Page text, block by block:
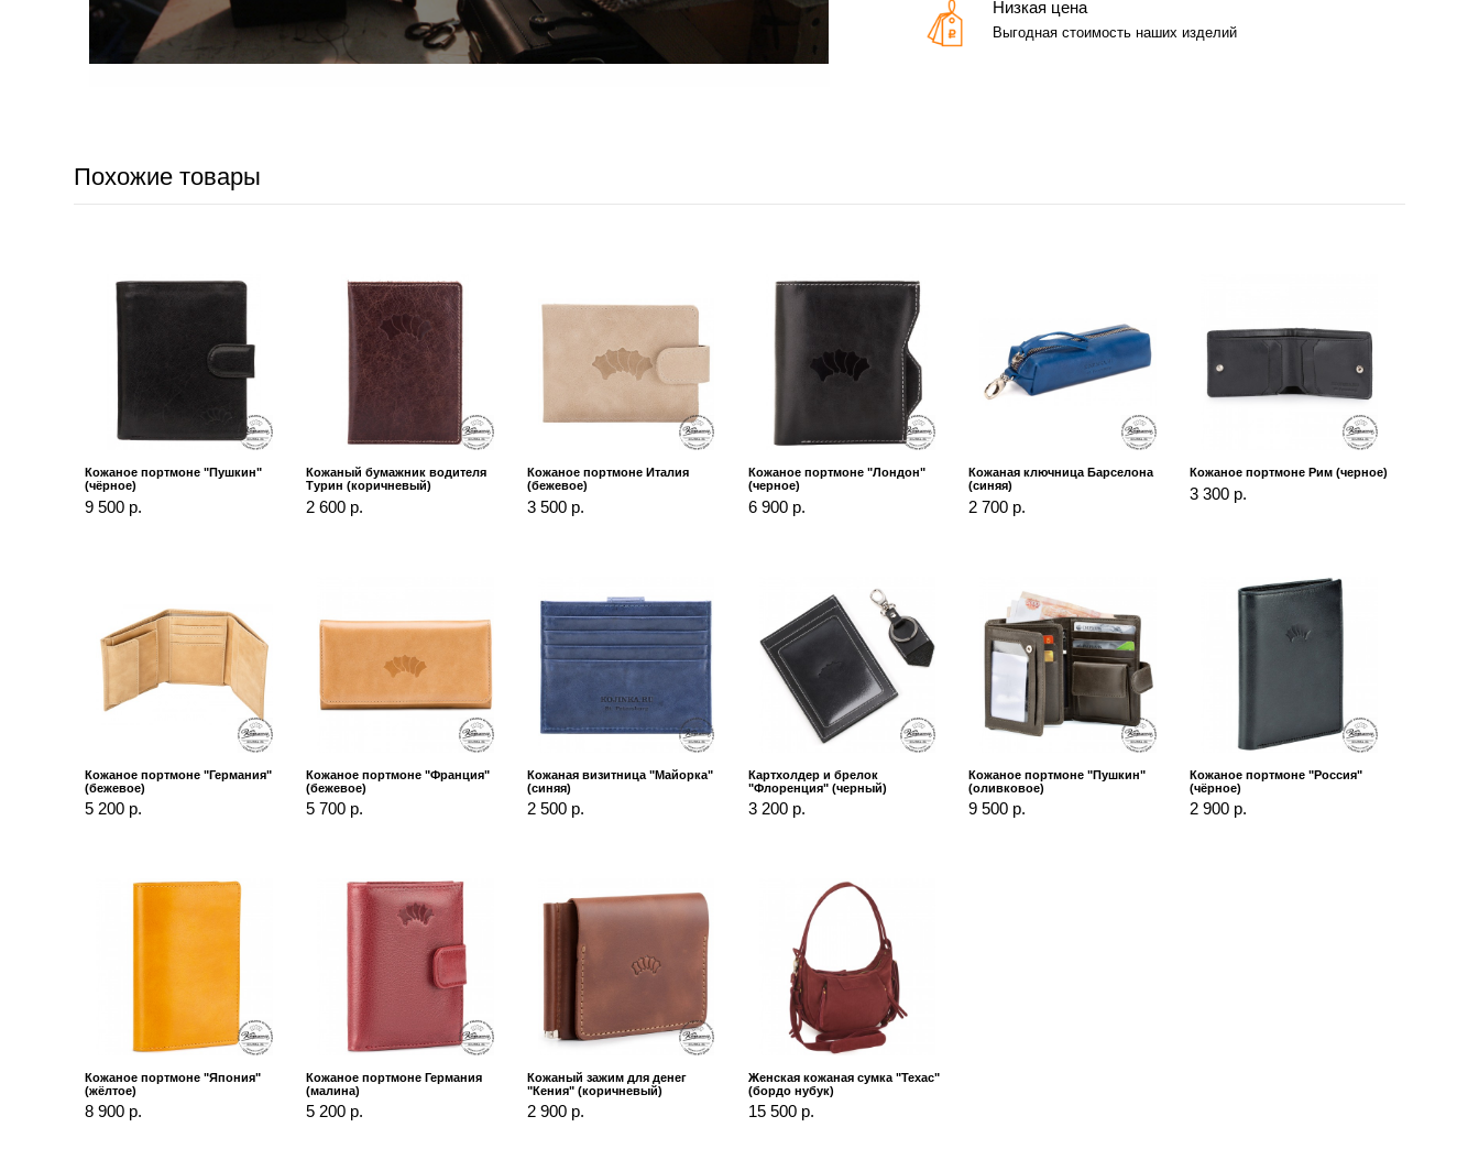
Низкая цена
Выгодная стоимость наших изделий
Похожие товары
Кожаное портмоне "Пушкин"
(чёрное)
9 500 р.
Кожаный бумажник водителя
Турин (коричневый)
2 600 р.
Кожаное портмоне Италия
(бежевое)
3 500 р.
Кожаное портмоне "Лондон"
(черное)
6 900 р.
Кожаная ключница Барселона
(синяя)
2 700 р.
Кожаное портмоне Рим (черное)
3 300 р.
Кожаное портмоне "Германия"
(бежевое)
5 200 р.
Кожаное портмоне "Франция"
(бежевое)
5 700 р.
Кожаная визитница "Майорка"
(синяя)
2 500 р.
Картхолдер и брелок
"Флоренция" (черный)
3 200 р.
Кожаное портмоне "Пушкин"
(оливковое)
9 500 р.
Кожаное портмоне "Россия"
(чёрное)
2 900 р.
Кожаное портмоне "Япония"
(жёлтое)
8 900 р.
Кожаное портмоне Германия
(малина)
5 200 р.
Кожаный зажим для денег
"Кения" (коричневый)
2 900 р.
Женская кожаная сумка "Техас"
(бордо нубук)
15 500 р.